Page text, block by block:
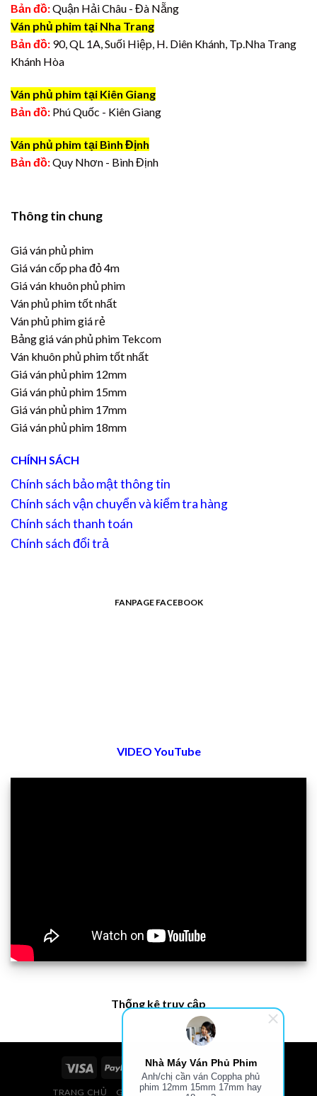
Bản đồ:Quận Hải Châu - Đà Nẵng
Ván phủ phim tại Nha Trang
Bản đồ: 90, QL 1A, Suối Hiệp, H. Diên Khánh, Tp.Nha Trang
Khánh Hòa
Ván phủ phim tại Kiên Giang
Bản đồ: Phú Quốc - Kiên Giang
Ván phủ phim tại Bình Định
Bản đồ:Quy Nhơn - Bình Định
Thông tin chung
Giá ván phủ phim
Giá ván cốp pha đỏ 4m
Giá ván khuôn phủ phim
Ván phủ phim tốt nhất
Ván phủ phim giá rẻ
Bảng giá ván phủ phim Tekcom
Ván khuôn phủ phim tốt nhất
Giá ván phủ phim 12mm
Giá ván phủ phim 15mm
Giá ván phủ phim 17mm
Giá ván phủ phim 18mm
CHÍNH SÁCH
Chính sách bảo mật thông tin
Chính sách vận chuyển và kiểm tra hàng
Chính sách thanh toán
Chính sách đổi trả
FANPAGE FACEBOOK
VIDEO YouTube
Thống kê truy cập
TRANG CHỦ GIÁ VÁN PHỦ PHIM, VÁN COPPHA
Nhà Máy Ván Phủ Phim
Anh/chị cần ván Coppha phủ
phim 12mm 15mm 17mm hay